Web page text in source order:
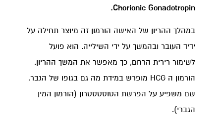
Chorionic Gonadotropin.
במהלך ההריון של האישה הורמון זה מיוצר תחילה על
ידיד העובר ובהמשך על ידי השילייה. הוא פועל
לשימור רירית הרחם, כך מאפשר את המשך ההריון.
הורמון ה HCG מופרש במידת מה גם בגופו של הגבר,
שם משפיע על הפרשת הטוסטסטרון (הורמון המין
הגברי).